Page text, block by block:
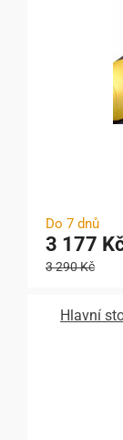
Do 7 dnů
3 177
3 290 Kč
Hlavní